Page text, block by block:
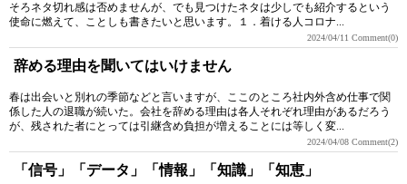
そろネタ切れ感は否めませんが、でも見つけたネタは少しでも紹介するという
使命に燃えて、ことしも書きたいと思います。１．着ける人コロナ...
2024/04/11 Comment(0)
辞める理由を聞いてはいけません
春は出会いと別れの季節などと言いますが、ここのところ社内外含め仕事で関
係した人の退職が続いた。会社を辞める理由は各人それぞれ理由があるだろう
が、残された者にとっては引継含め負担が増えることには等しく変...
2024/04/08 Comment(2)
「信号」「データ」「情報」「知識」「知恵」